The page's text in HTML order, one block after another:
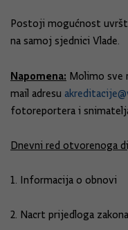
Postoji mogućnost
na samoj sjednici Vlade.
Napomena: Molimo sve
mail adresu
fotoreportera i
Dnevni red otvorenoga
1. Informacija o obnovi
2. Nacrt prijedloga